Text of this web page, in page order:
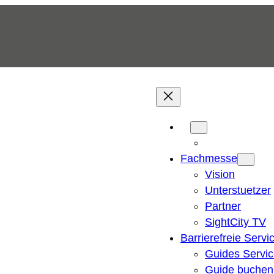
Fachmesse
Vision
Unterstuetzer
Partner
SightCity TV
Barrierefreie
Guides
Guide buchen